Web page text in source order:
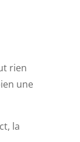
rien
une
la